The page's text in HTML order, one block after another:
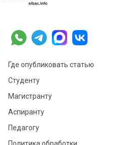
Где опубликовать статью
Студенту
Магистранту
Аспиранту
Педагогу